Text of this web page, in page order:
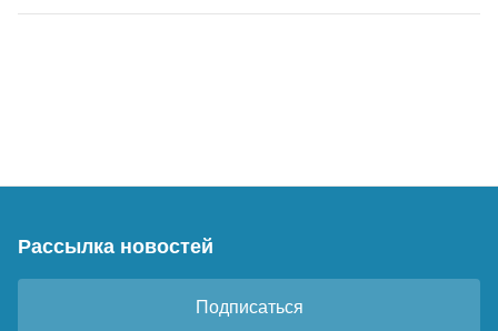
Рассылка новостей
Подписаться